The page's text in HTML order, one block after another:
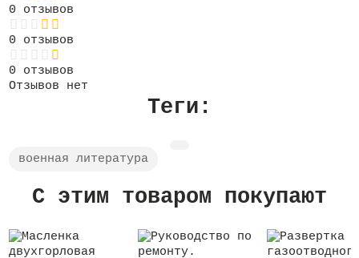
0 отзывов
0 отзывов
0 отзывов
Отзывов нет
Теги:
военная литература
C этим товаром покупают